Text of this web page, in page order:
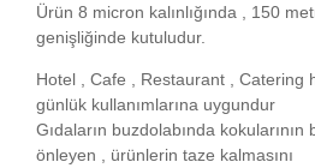
Ürün 8 micron kalınlığında , 150
genişliğinde kutuludur.
Hotel , Cafe , Restaurant , Catering
günlük kullanımlarına uygundur
Gıdaların buzdolabında kokularının
önleyen , ürünlerin taze kalmasını